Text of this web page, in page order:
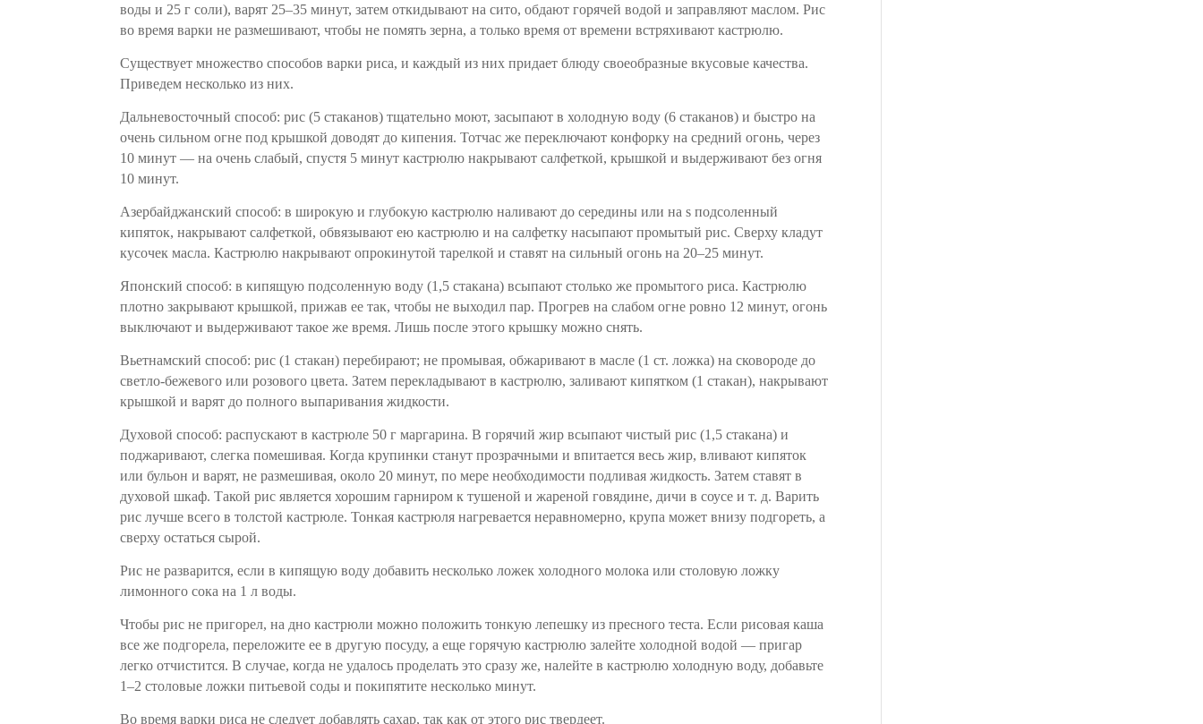
воды и 25 г соли), варят 25–35 минут, затем откидывают на сито, обдают горячей водой и заправляют маслом. Рис
во время варки не размешивают, чтобы не помять зерна, а только время от времени встряхивают кастрюлю.
Существует множество способов варки риса, и каждый из них придает блюду своеобразные вкусовые качества.
Приведем несколько из них.
Дальневосточный способ: рис (5 стаканов) тщательно моют, засыпают в холодную воду (6 стаканов) и быстро на
очень сильном огне под крышкой доводят до кипения. Тотчас же переключают конфорку на средний огонь, через
10 минут — на очень слабый, спустя 5 минут кастрюлю накрывают салфеткой, крышкой и выдерживают без огня
10 минут.
Азербайджанский способ: в широкую и глубокую кастрюлю наливают до середины или на ѕ подсоленный
кипяток, накрывают салфеткой, обвязывают ею кастрюлю и на салфетку насыпают промытый рис. Сверху кладут
кусочек масла. Кастрюлю накрывают опрокинутой тарелкой и ставят на сильный огонь на 20–25 минут.
Японский способ: в кипящую подсоленную воду (1,5 стакана) всыпают столько же промытого риса. Кастрюлю
плотно закрывают крышкой, прижав ее так, чтобы не выходил пар. Прогрев на слабом огне ровно 12 минут, огонь
выключают и выдерживают такое же время. Лишь после этого крышку можно снять.
Вьетнамский способ: рис (1 стакан) перебирают; не промывая, обжаривают в масле (1 ст. ложка) на сковороде до
светло-бежевого или розового цвета. Затем перекладывают в кастрюлю, заливают кипятком (1 стакан), накрывают
крышкой и варят до полного выпаривания жидкости.
Духовой способ: распускают в кастрюле 50 г маргарина. В горячий жир всыпают чистый рис (1,5 стакана) и
поджаривают, слегка помешивая. Когда крупинки станут прозрачными и впитается весь жир, вливают кипяток
или бульон и варят, не размешивая, около 20 минут, по мере необходимости подливая жидкость. Затем ставят в
духовой шкаф. Такой рис является хорошим гарниром к тушеной и жареной говядине, дичи в соусе и т. д. Варить
рис лучше всего в толстой кастрюле. Тонкая кастрюля нагревается неравномерно, крупа может внизу подгореть, а
сверху остаться сырой.
Рис не разварится, если в кипящую воду добавить несколько ложек холодного молока или столовую ложку
лимонного сока на 1 л воды.
Чтобы рис не пригорел, на дно кастрюли можно положить тонкую лепешку из пресного теста. Если рисовая каша
все же подгорела, переложите ее в другую посуду, а еще горячую кастрюлю залейте холодной водой — пригар
легко отчистится. В случае, когда не удалось проделать это сразу же, налейте в кастрюлю холодную воду, добавьте
1–2 столовые ложки питьевой соды и покипятите несколько минут.
Во время варки риса не следует добавлять сахар, так как от этого рис твердеет.